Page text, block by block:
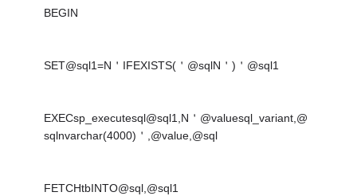
BEGIN
SET@sql1=N＇IFEXISTS(＇@sqlN＇)＇@sql1
EXECsp_executesql@sql1,N＇@valuesql_variant,@
sqlnvarchar(4000)＇,@value,@sql
FETCHtbINTO@sql,@sql1